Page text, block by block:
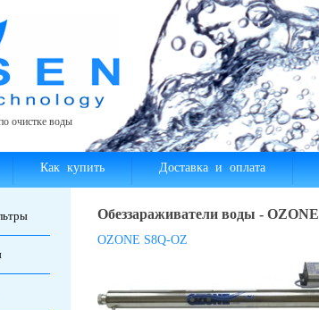
очистке воды
Как купить Доставка и оплата
Обеззараживатели воды - OZONE
OZONE S8Q-OZ